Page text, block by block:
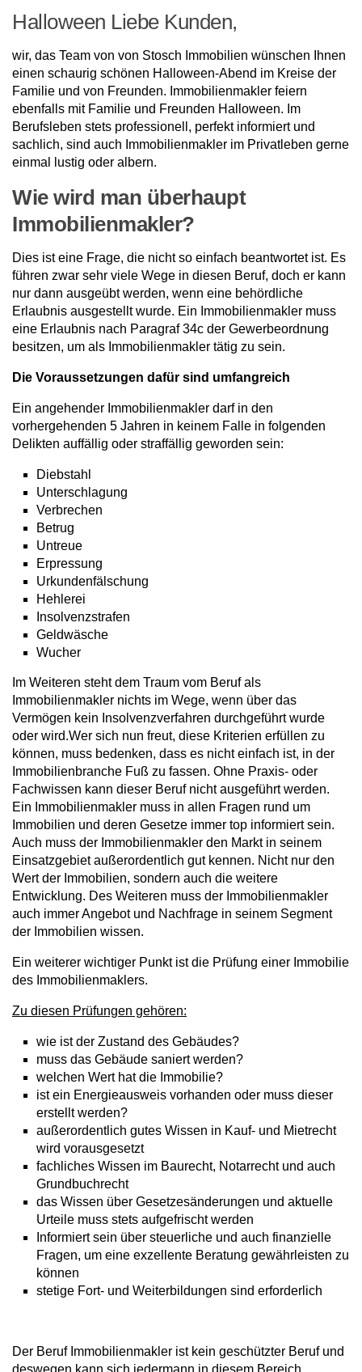
Halloween Liebe Kunden,
wir, das Team von von Stosch Immobilien wünschen Ihnen
einen schaurig schönen Halloween-Abend im Kreise der
Familie und von Freunden. Immobilienmakler feiern
ebenfalls mit Familie und Freunden Halloween. Im
Berufsleben stets professionell, perfekt informiert und
sachlich, sind auch Immobilienmakler im Privatleben gerne
einmal lustig oder albern.
Wie wird man überhaupt
Immobilienmakler?
Dies ist eine Frage, die nicht so einfach beantwortet ist. Es
führen zwar sehr viele Wege in diesen Beruf, doch er kann
nur dann ausgeübt werden, wenn eine behördliche
Erlaubnis ausgestellt wurde. Ein Immobilienmakler muss
eine Erlaubnis nach Paragraf 34c der Gewerbeordnung
besitzen, um als Immobilienmakler tätig zu sein.
Die Voraussetzungen dafür sind umfangreich
Ein angehender Immobilienmakler darf in den
vorhergehenden 5 Jahren in keinem Falle in folgenden
Delikten auffällig oder straffällig geworden sein:
Diebstahl
Unterschlagung
Verbrechen
Betrug
Untreue
Erpressung
Urkundenfälschung
Hehlerei
Insolvenzstrafen
Geldwäsche
Wucher
Im Weiteren steht dem Traum vom Beruf als
Immobilienmakler nichts im Wege, wenn über das
Vermögen kein Insolvenzverfahren durchgeführt wurde
oder wird.Wer sich nun freut, diese Kriterien erfüllen zu
können, muss bedenken, dass es nicht einfach ist, in der
Immobilienbranche Fuß zu fassen. Ohne Praxis- oder
Fachwissen kann dieser Beruf nicht ausgeführt werden.
Ein Immobilienmakler muss in allen Fragen rund um
Immobilien und deren Gesetze immer top informiert sein.
Auch muss der Immobilienmakler den Markt in seinem
Einsatzgebiet außerordentlich gut kennen. Nicht nur den
Wert der Immobilien, sondern auch die weitere
Entwicklung. Des Weiteren muss der Immobilienmakler
auch immer Angebot und Nachfrage in seinem Segment
der Immobilien wissen.
Ein weiterer wichtiger Punkt ist die Prüfung einer Immobilie
des Immobilienmaklers.
Zu diesen Prüfungen gehören:
wie ist der Zustand des Gebäudes?
muss das Gebäude saniert werden?
welchen Wert hat die Immobilie?
ist ein Energieausweis vorhanden oder muss dieser
erstellt werden?
außerordentlich gutes Wissen in Kauf- und Mietrecht
wird vorausgesetzt
fachliches Wissen im Baurecht, Notarrecht und auch
Grundbuchrecht
das Wissen über Gesetzesänderungen und aktuelle
Urteile muss stets aufgefrischt werden
Informiert sein über steuerliche und auch finanzielle
Fragen, um eine exzellente Beratung gewährleisten zu
können
stetige Fort- und Weiterbildungen sind erforderlich
Der Beruf Immobilienmakler ist kein geschützter Beruf und
deswegen kann sich jedermann in diesem Bereich